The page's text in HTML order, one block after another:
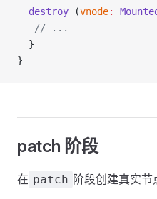
  destroy
(vnode:
   // ...
  }
}
patch 阶段
在 patch 阶段创建真实节